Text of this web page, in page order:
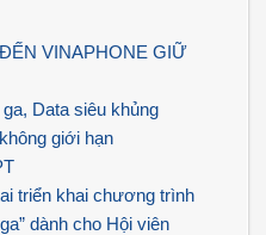
VINAPHONE GIỮ
Data siêu khủng
giới hạn
triển khai chương trình
dành cho Hội viên